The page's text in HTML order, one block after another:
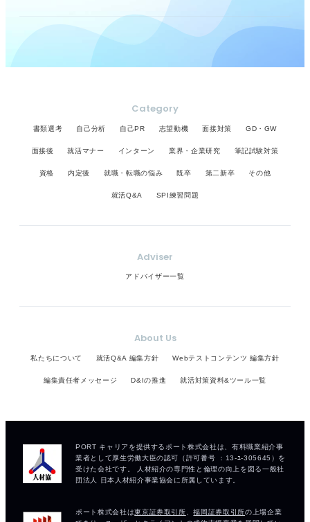
Category
書類選考 自己分析 自己PR 志望動機 面接対策 GD・GW
面接後 就活マナー インターン 業界・企業研究 筆記試験対策
資格 内定後 就職・転職の悩み 既卒 第二新卒 その他
就活Q&A SPI練習問題
Adviser
アドバイザー一覧
About Us
私たちについて 就活Q&A 編集方針 Webテストコンテンツ 編集方針
編集責任者メッセージ D&Iの推進 就活対策資料&ツール一覧